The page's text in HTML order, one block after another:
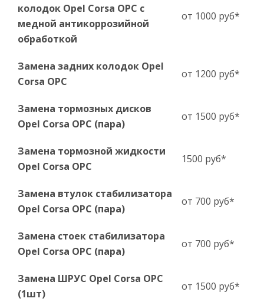
колодок Opel Corsa OPC с
медной антикоррозийной
обработкой
от 1000 руб*
Замена задних колодок Opel
Corsa OPC
от 1200 руб*
Замена тормозных дисков
Opel Corsa OPC (пара)
от 1500 руб*
Замена тормозной жидкости
Opel Corsa OPC
1500 руб*
Замена втулок стабилизатора
Opel Corsa OPC (пара)
от 700 руб*
Замена стоек стабилизатора
Opel Corsa OPC (пара)
от 700 руб*
Замена ШРУС Opel Corsa OPC
(1шт)
от 1500 руб*